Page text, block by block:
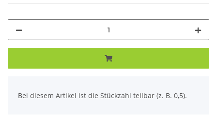
Bei diesem Artikel ist die Stückzahl teilbar (z. B. 0,5).